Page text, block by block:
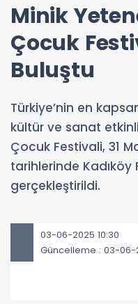
Minik
Çocuk
Buluştu
Türkiye’nin en
kültür ve sanat
Çocuk Festivali, 31
tarihlerinde Kadıköy
gerçekleştirildi.
03-06-2025 10:30
Güncelleme : 03-06-